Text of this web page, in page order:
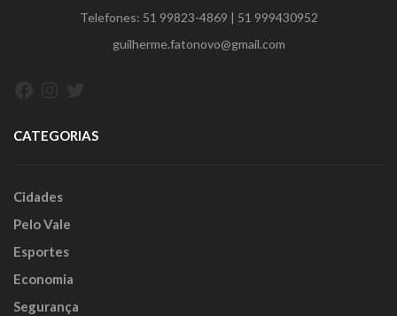
Telefones: 51 99823-4869 | 51 999430952
guilherme.fatonovo@gmail.com
CATEGORIAS
Cidades
Pelo Vale
Esportes
Economia
Segurança